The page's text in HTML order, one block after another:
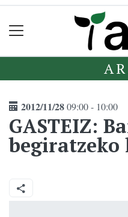
2012/11/2809:00 - 10:00
GASTEIZ: